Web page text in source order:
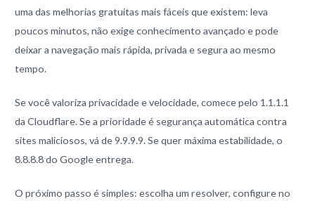
uma das melhorias gratuitas mais fáceis que existem: leva
poucos minutos, não exige conhecimento avançado e pode
deixar a navegação mais rápida, privada e segura ao mesmo
tempo.
Se você valoriza privacidade e velocidade, comece pelo 1.1.1.1
da Cloudflare. Se a prioridade é segurança automática contra
sites maliciosos, vá de 9.9.9.9. Se quer máxima estabilidade, o
8.8.8.8 do Google entrega.
O próximo passo é simples: escolha um resolver, configure no